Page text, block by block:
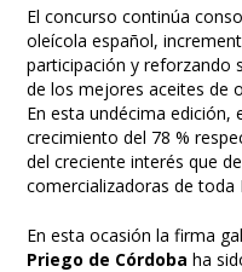
El concurso continúa
oleícola español,
participación y reforzando
de los mejores aceites de
En esta undécima edición,
crecimiento del 78 %
del creciente interés que
comercializadoras de toda
En esta ocasión la firma
Priego de Córdoba ha